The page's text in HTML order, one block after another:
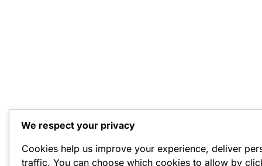
We respect your privacy
Cookies help us improve your experience, deliver
traffic. You can choose which cookies to allow by